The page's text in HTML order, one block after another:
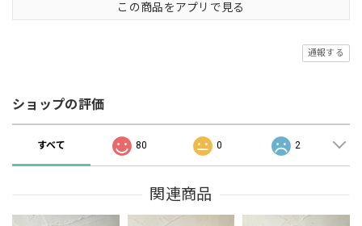
この商品をアプリで見る
通報する
ショップの評価
すべて 80 0 2
関連商品